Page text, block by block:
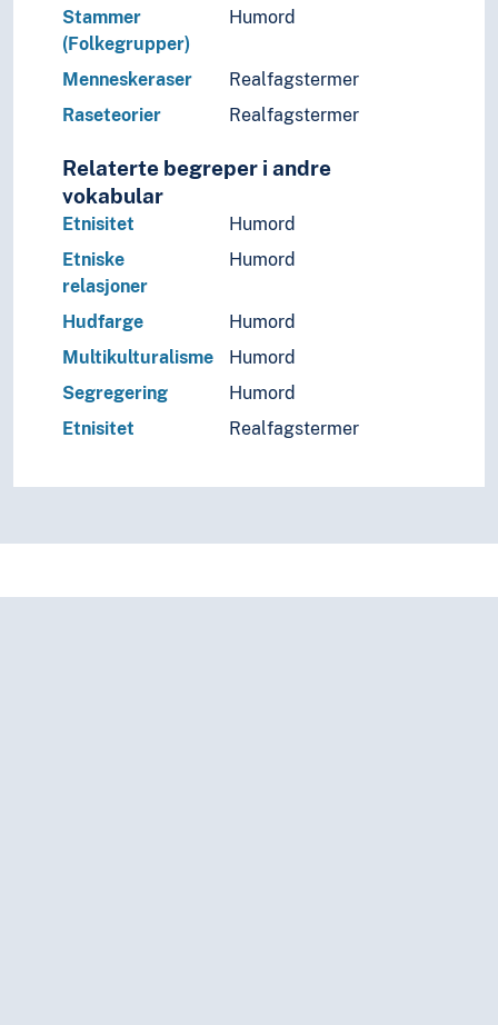
Stammer
(Folkegrupper)
Humord
Menneskeraser
Realfagstermer
Raseteorier
Realfagstermer
Relaterte begreper i andre
vokabular
Etnisitet
Humord
Etniske
relasjoner
Humord
Hudfarge
Humord
Multikulturalisme
Humord
Segregering
Humord
Etnisitet
Realfagstermer